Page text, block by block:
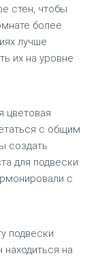
стен, чтобы
более
лучше
их на уровне
цветовая
с общим
создать
для подвески
с
подвески
на